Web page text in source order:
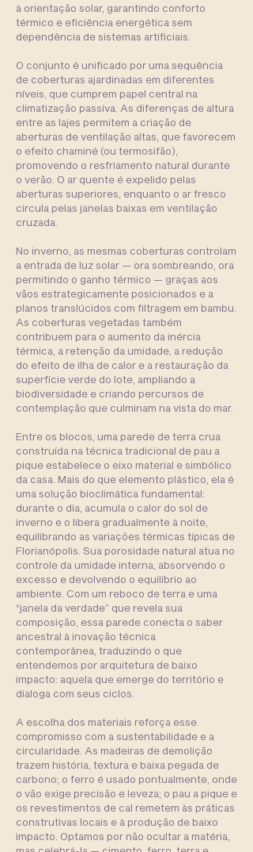
à orientação solar, garantindo conforto
térmico e eficiência energética sem
dependência de sistemas artificiais.
O conjunto é unificado por uma sequência
de coberturas ajardinadas em diferentes
níveis, que cumprem papel central na
climatização passiva. As diferenças de altura
entre as lajes permitem a criação de
aberturas de ventilação altas, que favorecem
o efeito chaminé (ou termosifão),
promovendo o resfriamento natural durante
o verão. O ar quente é expelido pelas
aberturas superiores, enquanto o ar fresco
circula pelas janelas baixas em ventilação
cruzada.
No inverno, as mesmas coberturas controlam
a entrada de luz solar — ora sombreando, ora
permitindo o ganho térmico — graças aos
vãos estrategicamente posicionados e a
planos translúcidos com filtragem em bambu.
As coberturas vegetadas também
contribuem para o aumento da inércia
térmica, a retenção da umidade, a redução
do efeito de ilha de calor e a restauração da
superfície verde do lote, ampliando a
biodiversidade e criando percursos de
contemplação que culminam na vista do mar.
Entre os blocos, uma parede de terra crua
construída na técnica tradicional de pau a
pique estabelece o eixo material e simbólico
da casa. Mais do que elemento plástico, ela é
uma solução bioclimática fundamental:
durante o dia, acumula o calor do sol de
inverno e o libera gradualmente à noite,
equilibrando as variações térmicas típicas de
Florianópolis. Sua porosidade natural atua no
controle da umidade interna, absorvendo o
excesso e devolvendo o equilíbrio ao
ambiente. Com um reboco de terra e uma
“janela da verdade” que revela sua
composição, essa parede conecta o saber
ancestral à inovação técnica
contemporânea, traduzindo o que
entendemos por arquitetura de baixo
impacto: aquela que emerge do território e
dialoga com seus ciclos.
A escolha dos materiais reforça esse
compromisso com a sustentabilidade e a
circularidade. As madeiras de demolição
trazem história, textura e baixa pegada de
carbono; o ferro é usado pontualmente, onde
o vão exige precisão e leveza; o pau a pique e
os revestimentos de cal remetem às práticas
construtivas locais e à produção de baixo
impacto. Optamos por não ocultar a matéria,